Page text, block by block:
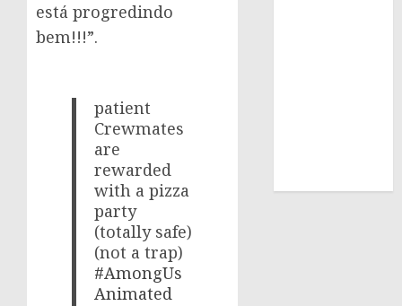
está progredindo
bem!!!”.
patient
Crewmates
are
rewarded
with a pizza
party
(totally safe)
(not a trap)
#AmongUs
Animated